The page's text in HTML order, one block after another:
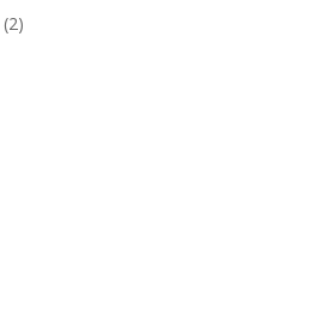
(2)